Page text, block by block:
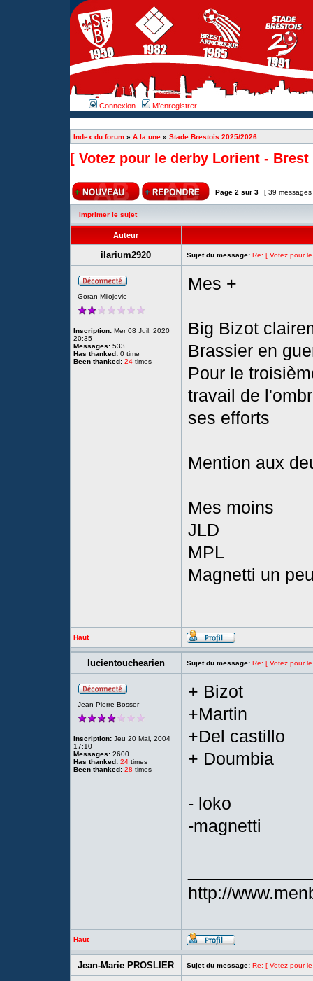
Connexion M’enregistrer
Index du forum » A la une » Stade Brestois 2025/2026
[ Votez pour le derby Lorient - Brest
Page 2 sur 3 [ 39
Imprimer le sujet
Auteur
ilarium2920 Sujet du message: Re: [ Votez pour
Goran Milojevic
Inscription: Mer 08 Juil, 2020
20:35
Messages: 533
Has thanked: 0 time
Been thanked: 24 times
Mes +
Big Bizot
Brassier en
Pour le
travail de
ses efforts
Mention aux
Mes moins
JLD
MPL
Magnetti un
Haut
lucientouchearien Sujet du message: Re: [ Votez pour
Jean Pierre Bosser
Inscription: Jeu 20 Mai, 2004
17:10
Messages: 2600
Has thanked: 24 times
Been thanked: 28 times
+ Bizot
+Martin
+Del castillo
+ Doumbia
- loko
-magnetti
http://
Haut
Jean-Marie PROSLIER Sujet du message: Re: [ Votez pour